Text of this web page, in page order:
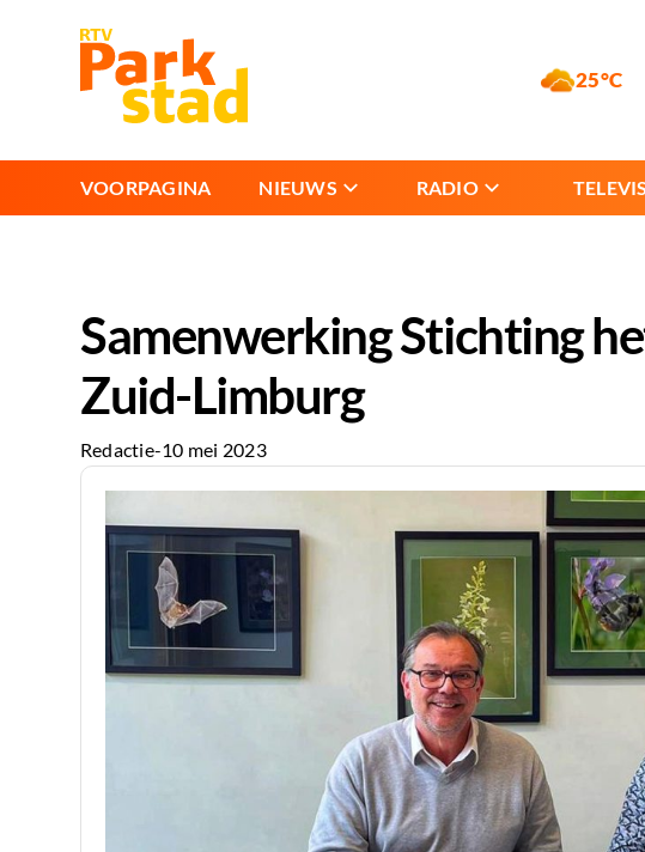
25°C
VOORPAGINA NIEUWS RADIO
Samenwerking Stichting
Zuid-Limburg
Redactie-10 mei 2023